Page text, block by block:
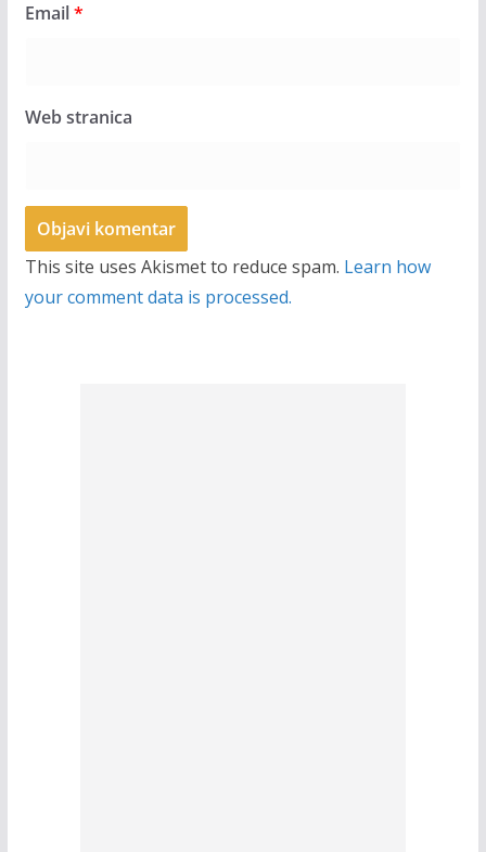
Email*
Web stranica
This site uses Akismet to reduce spam. Learn how
your comment data is processed.